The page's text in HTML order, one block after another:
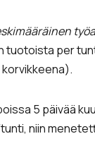
tuotoista per
5 päivää
niin